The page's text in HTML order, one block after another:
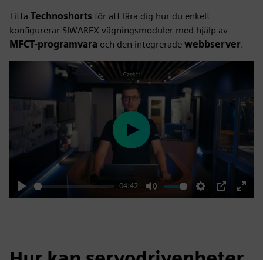
Titta Technoshorts för att lära dig hur du enkelt
konfigurerar SIWAREX-vägningsmoduler med hjälp av
MFCT-programvara och den integrerade webbserver.
Play
04:42
Mute Settings
PIP
Enter
Play